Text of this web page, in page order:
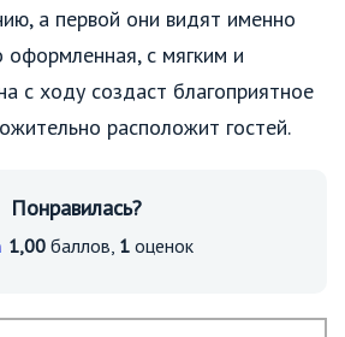
а первой они видят именно
оформленная, с мягким и
с ходу создаст благоприятное
расположит гостей.
Понравилась?
1,00 баллов, 1 оценок